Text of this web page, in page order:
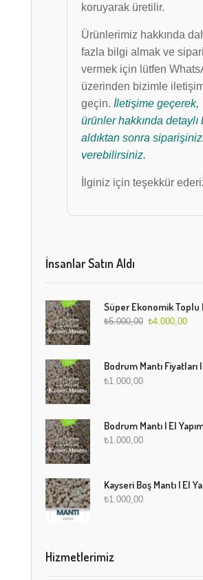
koruyarak üretilir.
Ürünlerimiz hakkında
fazla bilgi almak ve
vermek için lütfen
üzerinden bizimle
geçin.İletişime geçerek,
ürünler hakkında detaylı
aldıktan sonra
verebilirsiniz.
İlginiz için teşekkür
İnsanlar Satın Aldı
₺5.000,00 ₺4.000,00
₺1.000,00
₺1.000,00
₺1.000,00
Hizmetlerimiz